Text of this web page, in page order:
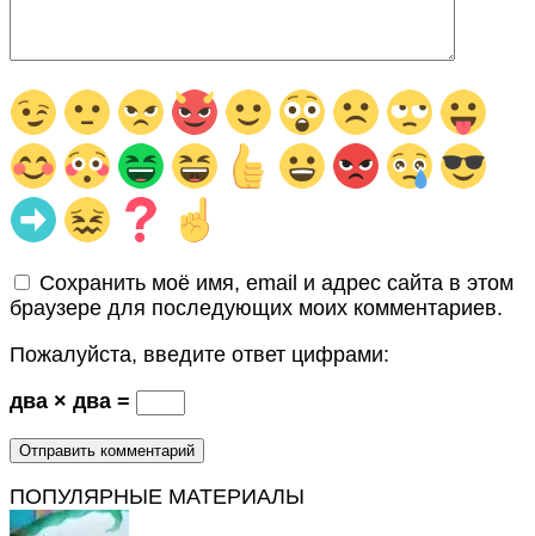
Сохранить моё имя, email и адрес сайта в этом
браузере для последующих моих комментариев.
Пожалуйста, введите ответ цифрами:
два × два =
ПОПУЛЯРНЫЕ МАТЕРИАЛЫ